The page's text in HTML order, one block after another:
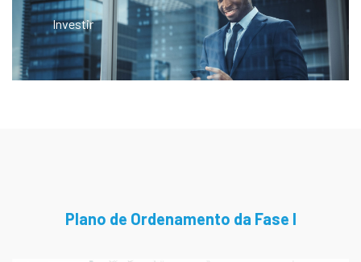
Investir
Plano de Ordenamento da Fase I